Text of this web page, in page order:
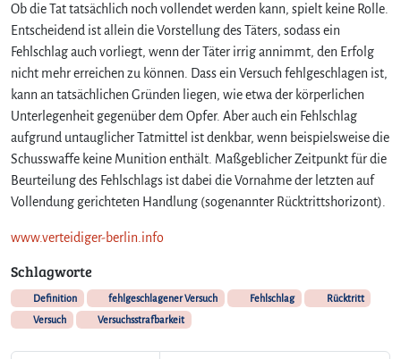
c
h
e
n
?
Ob die Tat tatsächlich noch vollendet werden kann, spielt keine Rolle.
Entscheidend ist allein die Vorstellung des Täters, sodass ein
Fehlschlag auch vorliegt, wenn der Täter irrig annimmt, den Erfolg
nicht mehr erreichen zu können. Dass ein Versuch fehlgeschlagen ist,
kann an tatsächlichen Gründen liegen, wie etwa der körperlichen
Unterlegenheit gegenüber dem Opfer. Aber auch ein Fehlschlag
aufgrund untauglicher Tatmittel ist denkbar, wenn beispielsweise die
Schusswaffe keine Munition enthält. Maßgeblicher Zeitpunkt für die
Beurteilung des Fehlschlags ist dabei die Vornahme der letzten auf
Vollendung gerichteten Handlung (sogenannter Rücktrittshorizont).
www.verteidiger-berlin.info
Schlagworte
Definition fehlgeschlagener Versuch Fehlschlag
Rücktritt
Versuch
Versuchsstrafbarkeit